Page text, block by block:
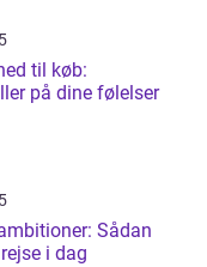
til køb:
på dine følelser
Sådan
i dag